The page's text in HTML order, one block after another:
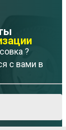
?
с вами в